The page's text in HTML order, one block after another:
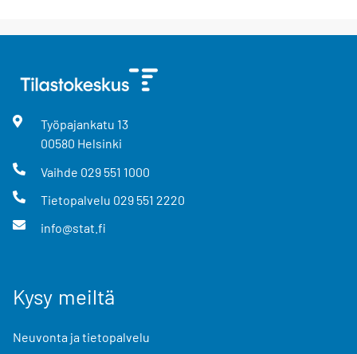
Työpajankatu 13
00580 Helsinki
Vaihde 029 551 1000
Tietopalvelu 029 551 2220
info@stat.fi
Kysy meiltä
Neuvonta ja tietopalvelu